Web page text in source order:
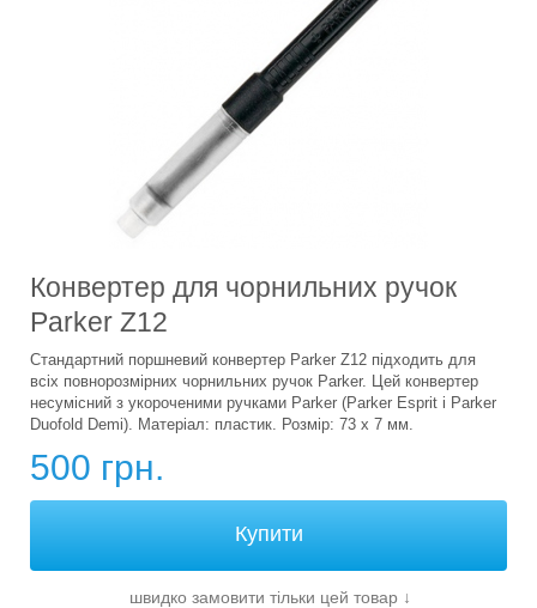
Конвертер для чорнильних ручок
Parker Z12
Стандартний поршневий конвертер Parker Z12 підходить для
всіх повнорозмірних чорнильних ручок Parker. Цей конвертер
несумісний з укороченими ручками Parker (Parker Esprit і Parker
Duofold Demi). Матеріал: пластик. Розмір: 73 х 7 мм.
500 грн.
швидко замовити тільки цей товар↓